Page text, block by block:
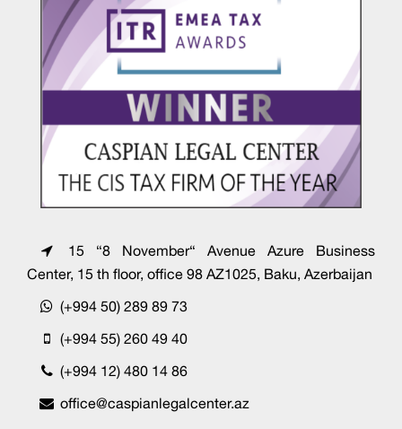
15 “8 November“ Avenue Azure Business
Center, 15 th floor, office 98 AZ1025, Baku, Azerbaijan
(+994 50) 289 89 73
(+994 55) 260 49 40
(+994 12) 480 14 86
office@caspianlegalcenter.az